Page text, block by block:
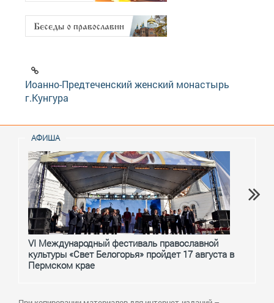
Иоанно-Предтеченский женский монастырь
г.Кунгура
АФИША
VI Международный фестиваль православной
культуры «Свет Белогорья» пройдет 17 августа в
Пермском крае